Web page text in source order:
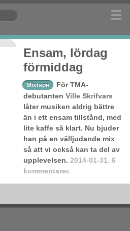
Ensam, lördag
förmiddag
Mixtape
För TMA-
debutanten Ville Skrifvars
låter musiken aldrig bättre
än i ett ensam tillstånd, med
lite kaffe så klart. Nu bjuder
han på en välljudande mix
så att vi också kan ta del av
upplevelsen. 2014-01-31. 6
kommentarer.